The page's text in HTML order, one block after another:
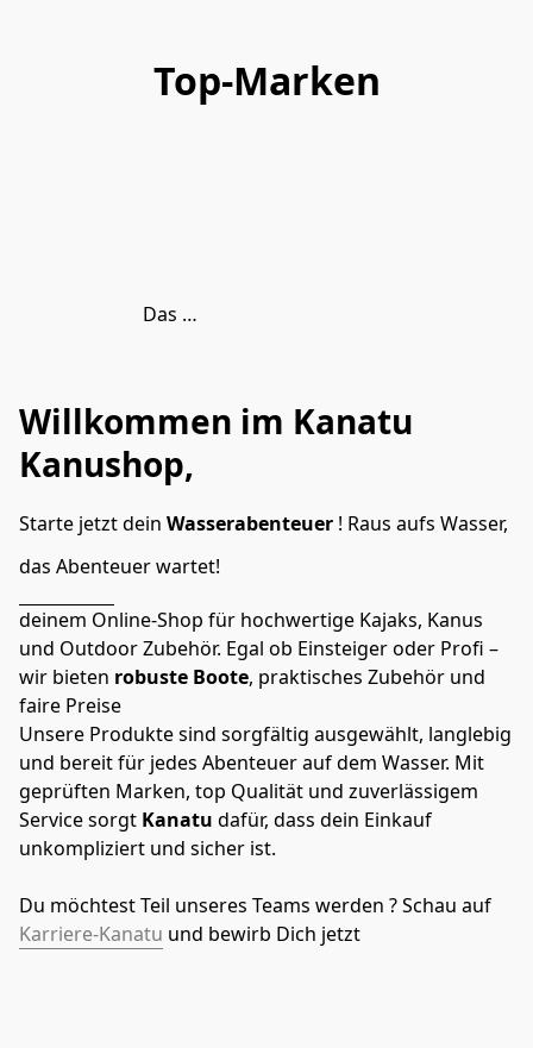
Top-Marken
Das Logo der Marke °hf
Willkommen im Kanatu
Kanushop,
Starte jetzt dein Wasserabenteuer ! Raus aufs Wasser,
das Abenteuer wartet!
deinem Online-Shop für hochwertige Kajaks, Kanus
und Outdoor Zubehör. Egal ob Einsteiger oder Profi –
wir bieten robuste Boote, praktisches Zubehör und
faire Preise
Unsere Produkte sind sorgfältig ausgewählt, langlebig
und bereit für jedes Abenteuer auf dem Wasser. Mit
geprüften Marken, top Qualität und zuverlässigem
Service sorgt Kanatu dafür, dass dein Einkauf
unkompliziert und sicher ist.
Karriere-Kanatu und bewirb Dich jetzt